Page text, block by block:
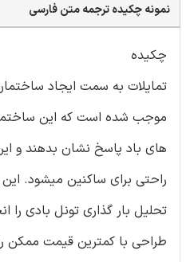
نمونه چکیده ترجمه متن فارسی
چکیده
تمایلات به سمت ایجاد
موجب شده است که این
های باد پاسخ نشان بدهند و
راحتی برای ساکنین میشود.
تحلیل بار گذاری تونل بادی را
طراحی با کمترین قیمت ممکن